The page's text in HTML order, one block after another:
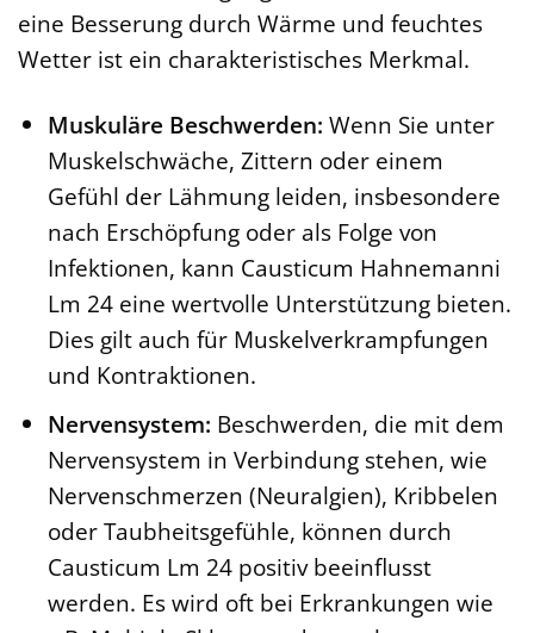
eine Besserung durch Wärme und feuchtes
Wetter ist ein charakteristisches Merkmal.
Muskuläre Beschwerden: Wenn Sie unter
Muskelschwäche, Zittern oder einem
Gefühl der Lähmung leiden, insbesondere
nach Erschöpfung oder als Folge von
Infektionen, kann Causticum Hahnemanni
Lm 24 eine wertvolle Unterstützung bieten.
Dies gilt auch für Muskelverkrampfungen
und Kontraktionen.
Nervensystem: Beschwerden, die mit dem
Nervensystem in Verbindung stehen, wie
Nervenschmerzen (Neuralgien), Kribbelen
oder Taubheitsgefühle, können durch
Causticum Lm 24 positiv beeinflusst
werden. Es wird oft bei Erkrankungen wie